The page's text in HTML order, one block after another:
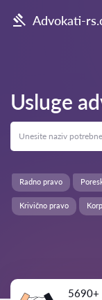
Advokati-
Usluge
Radno pravo
Krivično pravo
5690+